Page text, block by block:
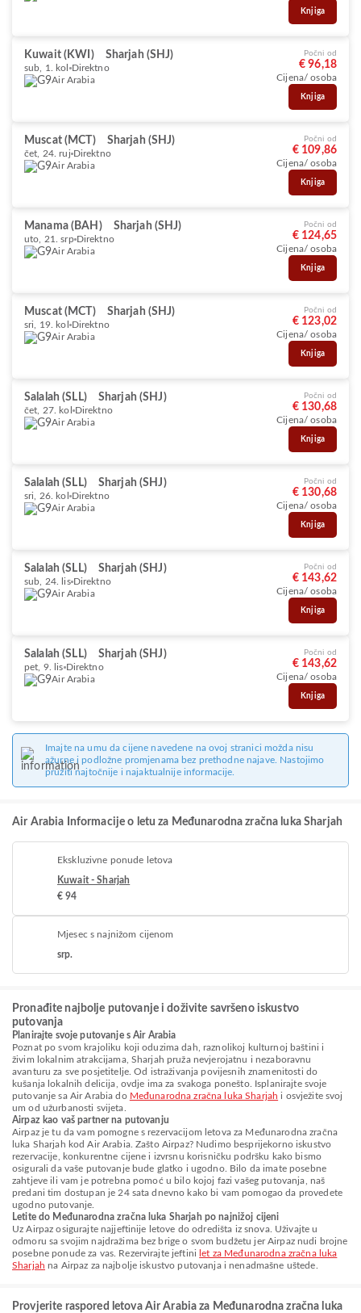
Knjiga
Kuwait (KWI) Sharjah (SHJ)
sub, 1. kol Direktno
Air Arabia
Počni od
€ 96,18
Cijena/ osoba
Knjiga
Muscat (MCT) Sharjah (SHJ)
čet, 24. ruj Direktno
Air Arabia
Počni od
€ 109,86
Cijena/ osoba
Knjiga
Manama (BAH) Sharjah (SHJ)
uto, 21. srp Direktno
Air Arabia
Počni od
€ 124,65
Cijena/ osoba
Knjiga
Muscat (MCT) Sharjah (SHJ)
sri, 19. kol Direktno
Air Arabia
Počni od
€ 123,02
Cijena/ osoba
Knjiga
Salalah (SLL) Sharjah (SHJ)
čet, 27. kol Direktno
Air Arabia
Počni od
€ 130,68
Cijena/ osoba
Knjiga
Salalah (SLL) Sharjah (SHJ)
sri, 26. kol Direktno
Air Arabia
Počni od
€ 130,68
Cijena/ osoba
Knjiga
Salalah (SLL) Sharjah (SHJ)
sub, 24. lis Direktno
Air Arabia
Počni od
€ 143,62
Cijena/ osoba
Knjiga
Salalah (SLL) Sharjah (SHJ)
pet, 9. lis Direktno
Air Arabia
Počni od
€ 143,62
Cijena/ osoba
Knjiga
Imajte na umu da cijene navedene na ovoj stranici možda nisu
ažurne i podložne promjenama bez prethodne najave. Nastojimo
pružiti najtočnije i najaktualnije informacije.
Air Arabia Informacije o letu za Međunarodna zračna luka Sharjah
Ekskluzivne ponude letova
Kuwait - Sharjah
€ 94
Mjesec s najnižom cijenom
srp.
Pronađite najbolje putovanje i doživite savršeno iskustvo
putovanja
Planirajte svoje putovanje s Air Arabia
Poznat po svom krajoliku koji oduzima dah, raznolikoj kulturnoj baštini i
živim lokalnim atrakcijama, Sharjah pruža nevjerojatnu i nezaboravnu
avanturu za sve posjetitelje. Od istraživanja povijesnih znamenitosti do
kušanja lokalnih delicija, ovdje ima za svakoga ponešto. Isplanirajte svoje
putovanje sa Air Arabia do Međunarodna zračna luka Sharjah i osvježite svoj
um od užurbanosti svijeta.
Airpaz kao vaš partner na putovanju
Airpaz je tu da vam pomogne s rezervacijom letova za Međunarodna zračna
luka Sharjah kod Air Arabia. Zašto Airpaz? Nudimo besprijekorno iskustvo
rezervacije, konkurentne cijene i izvrsnu korisničku podršku kako bismo
osigurali da vaše putovanje bude glatko i ugodno. Bilo da imate posebne
zahtjeve ili vam je potrebna pomoć u bilo kojoj fazi vašeg putovanja, naš
predani tim dostupan je 24 sata dnevno kako bi vam pomogao da provedete
ugodno putovanje.
Letite do Međunarodna zračna luka Sharjah po najnižoj cijeni
Uz Airpaz osigurajte najjeftinije letove do odredišta iz snova. Uživajte u
odmoru sa svojim najdražima bez brige o svom budžetu jer Airpaz nudi brojne
posebne ponude za vas. Rezervirajte jeftini let za Međunarodna zračna luka
Sharjah na Airpaz za najbolje iskustvo putovanja i nenadmašne uštede.
Provjerite raspored letova Air Arabia za Međunarodna zračna luka